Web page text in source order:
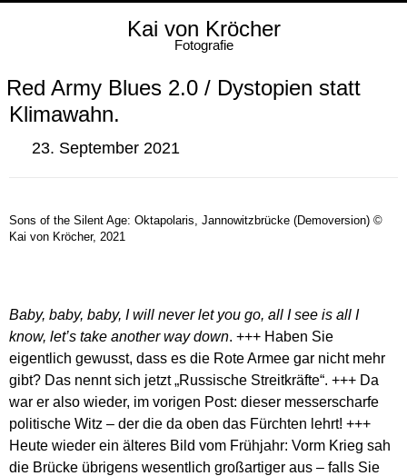
Kai von Kröcher
Fotografie
Red Army Blues 2.0 / Dystopien statt
Klimawahn.
23. September 2021
Sons of the Silent Age: Oktapolaris, Jannowitzbrücke (Demoversion) ©
Kai von Kröcher, 2021
Baby, baby, baby, I will never let you go, all I see is all I
know, let’s take another way down. +++ Haben Sie
eigentlich gewusst, dass es die Rote Armee gar nicht mehr
gibt? Das nennt sich jetzt „Russische Streitkräfte“. +++ Da
war er also wieder, im vorigen Post: dieser messerscharfe
politische Witz – der die da oben das Fürchten lehrt! +++
Heute wieder ein älteres Bild vom Frühjahr: Vorm Krieg sah
die Brücke übrigens wesentlich großartiger aus – falls Sie